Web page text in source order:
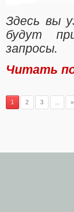
Здесь вы
будут
запросы.
Читать
1 2 3 ... »